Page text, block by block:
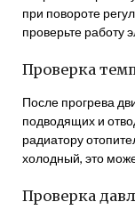
при повороте
проверьте работу
Проверка
После прогрева
подводящих и
радиатору
холодный, это
Проверка